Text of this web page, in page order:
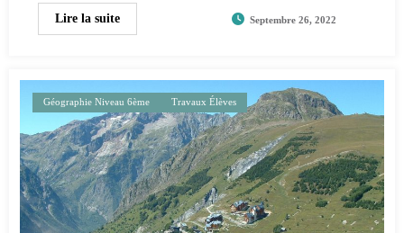
Lire la suite Septembre 26, 2022
Géographie Niveau 6ème Travaux Élèves